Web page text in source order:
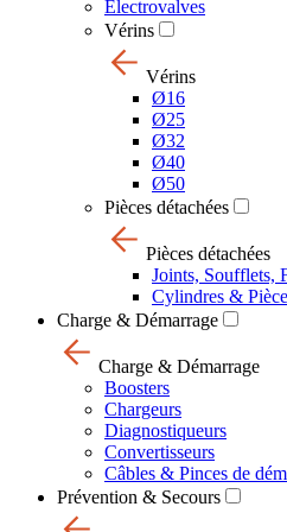
Electrovalves
Vérins
Vérins
Ø16
Ø25
Ø32
Ø40
Ø50
Pièces détachées
Pièces détachées
Joints, Soufflets,
Cylindres &
Charge & Démarrage
Charge & Démarrage
Boosters
Chargeurs
Diagnostiqueurs
Convertisseurs
Câbles & Pinces de
Prévention & Secours